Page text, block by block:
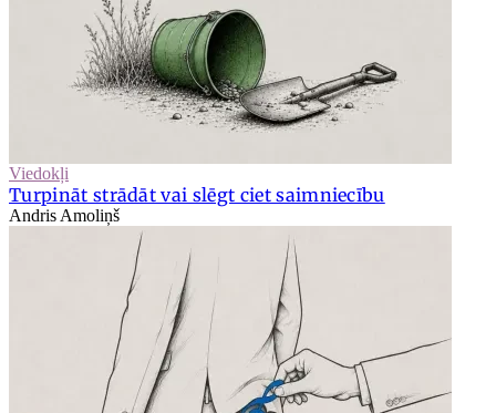
Viedokļi
Turpināt strādāt vai slēgt ciet saimniecību
Andris Amoliņš